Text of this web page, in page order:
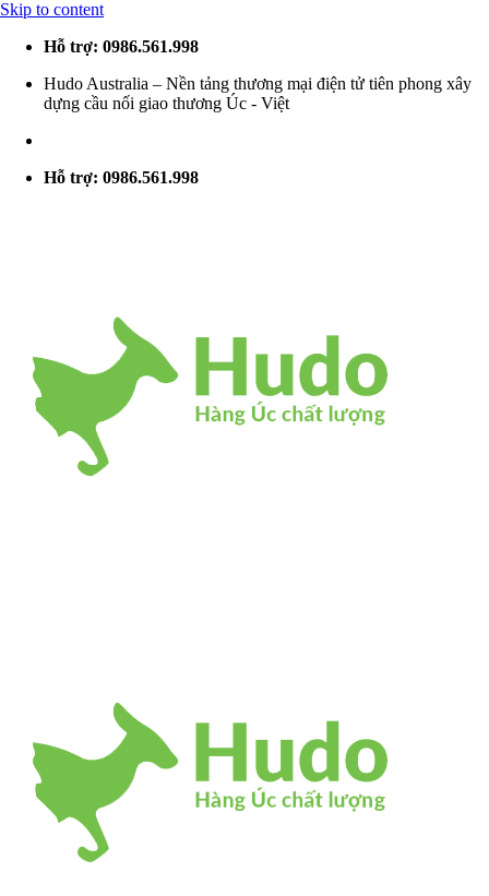
Skip to content
Hỗ trợ: 0986.561.998
Hudo Australia – Nền tảng thương mại điện tử tiên phong xây
dựng cầu nối giao thương Úc - Việt
Hỗ trợ: 0986.561.998